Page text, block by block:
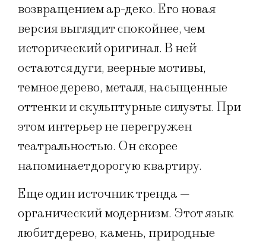
возвращением ар-деко. Его новая
версия выглядит спокойнее, чем
исторический оригинал. В ней
остаются дуги, веерные мотивы,
темное дерево, металл, насыщенные
оттенки и скульптурные силуэты. При
этом интерьер не перегружен
театральностью. Он скорее
напоминает дорогую квартиру.
Еще один источник тренда —
органический модернизм. Этот язык
любит дерево, камень, природные